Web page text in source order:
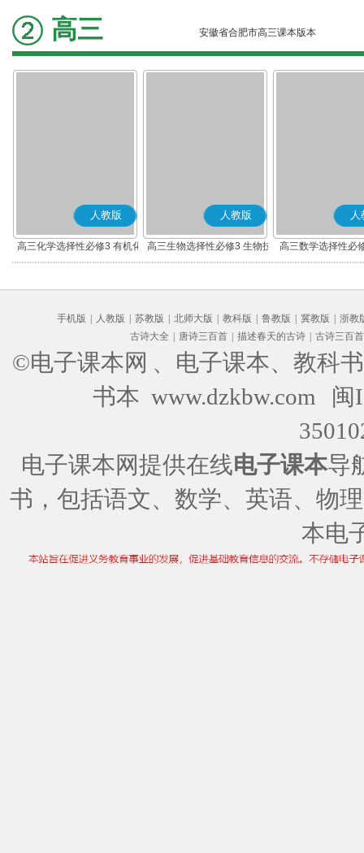
高三 安徽省合肥市高三课本版本
人教版
高三化学选择性必修3 有机化
学基础
人教版
高三生物选择性必修3 生物技
术与工程
人
高三数学选择性必
(A版)
手机版 人教版 苏教版 北师大版 教科版 鲁教版 冀教版
浙教
古诗大全
唐诗三百首 描述春天的古诗 古诗三百首
©电子课本网 、电子课本、教科
书本 www.dzkbw.com
闽
电子课本网提供在线电子课本导
书，包括语文、数学、英语、物
本电